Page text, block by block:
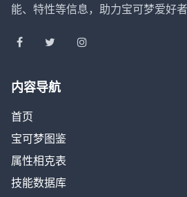
能、特性等信息，助力宝可梦爱好
内容导航
首页
宝可梦图鉴
属性相克表
技能数据库